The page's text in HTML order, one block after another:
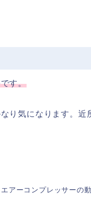
す。
り気になります。近
アーコンプレッサーの